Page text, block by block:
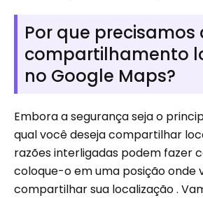
Por que precisamos
compartilhamento
no Google Maps?
Embora a segurança seja o
qual você deseja compartilhar
razões interligadas podem fazer
coloque-o em uma posição onde
compartilhar sua localização .